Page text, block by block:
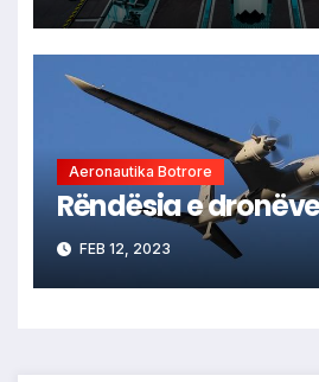
Aeronautika Botrore
Rëndësia e
FEB 12, 2023